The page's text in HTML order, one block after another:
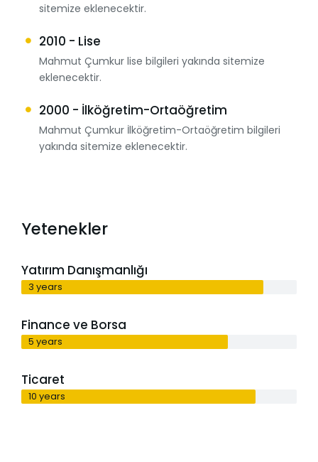
sitemize eklenecektir.
2010 - Lise
Mahmut Çumkur lise bilgileri yakında sitemize
eklenecektir.
2000 - İlköğretim-Ortaöğretim
Mahmut Çumkur İlköğretim-Ortaöğretim bilgileri
yakında sitemize eklenecektir.
Yetenekler
Yatırım Danışmanlığı
3 years
Finance ve Borsa
5 years
Ticaret
10 years